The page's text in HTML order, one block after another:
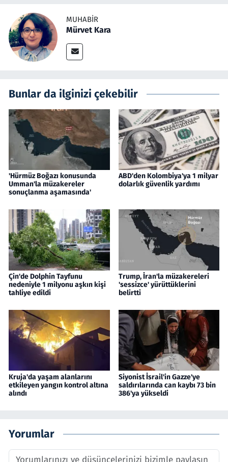
MUHABIR
Mürvet Kara
Bunlar da ilginizi çekebilir
'Hürmüz Boğazı konusunda
Umman'la müzakereler
sonuçlanma aşamasında'
ABD'den Kolombiya'ya 1 milyar
dolarlık güvenlik yardımı
Çin'de Dolphin Tayfunu
nedeniyle 1 milyonu aşkın kişi
tahliye edildi
Trump, İran'la müzakereleri
'sessizce' yürüttüklerini
belirtti
Kruja'da yaşam alanlarını
etkileyen yangın kontrol altına
alındı
Siyonist İsrail'in Gazze'ye
saldırılarında can kaybı 73 bin
386'ya yükseldi
Yorumlar